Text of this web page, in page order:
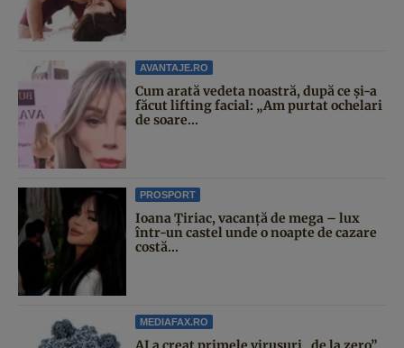
AVANTAJE.RO
Cum arată vedeta noastră, după ce și-a
făcut lifting facial: „Am purtat ochelari
de soare...
PROSPORT
Ioana Țiriac, vacanță de mega – lux
într-un castel unde o noapte de cazare
costă...
MEDIAFAX.RO